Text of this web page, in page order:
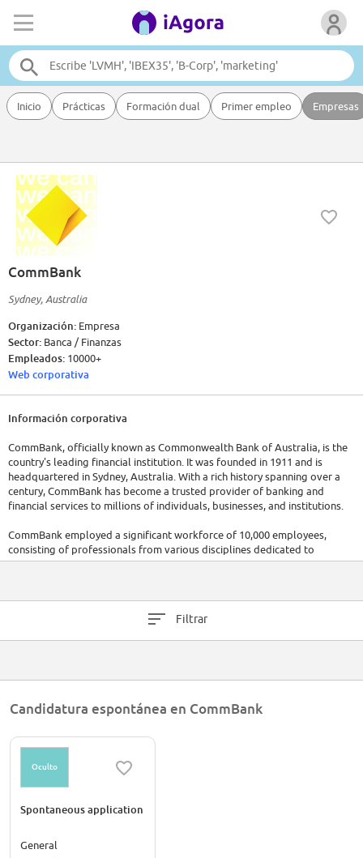
Inicio Prácticas Formación dual Primer empleo Empresas
CommBank
Sydney, Australia
Organización: Empresa
Sector: Banca / Finanzas
Empleados: 10000+
Web corporativa
Información corporativa
CommBank, officially known as Commonwealth Bank of Australia, is the
country's leading financial institution. It was founded in 1911 and is
headquartered in Sydney, Australia. With a rich history spanning over a
century, CommBank has become a trusted provider of banking and
financial services to millions of individuals, businesses, and institutions.
CommBank employed a significant workforce of 10,000 employees,
consisting of professionals from various disciplines dedicated to
delivering exceptional financial solutions.
Filtrar
Candidatura espontánea en CommBank
Oculto
Spontaneous application
General